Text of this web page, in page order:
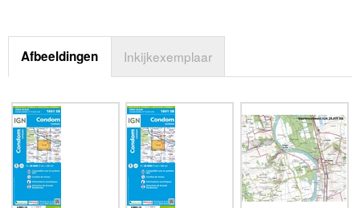
Afbeeldingen Inkijkexemplaar